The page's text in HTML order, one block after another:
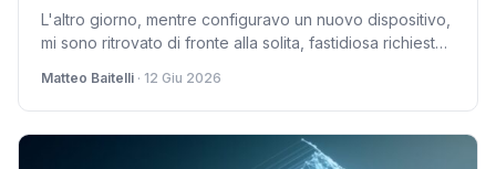
L'altro giorno, mentre configuravo un nuovo dispositivo,
mi sono ritrovato di fronte alla solita, fastidiosa richiesta
Matteo Baitelli · 12 Giu 2026